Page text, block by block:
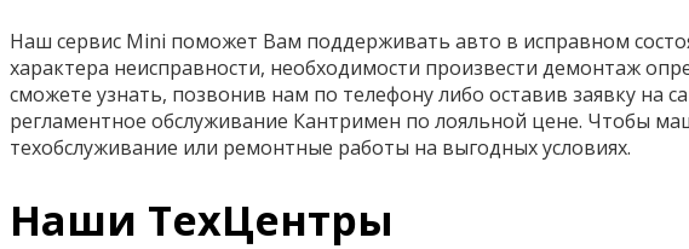
Наш сервис Mini поможет Вам поддерживать авто в исправном
характера неисправности, необходимости произвести демонтаж
сможете узнать, позвонив нам по телефону либо оставив заявку на
регламентное обслуживание Кантримен по лояльной цене. Чтобы
техобслуживание или ремонтные работы на выгодных условиях.
Наши ТехЦентры